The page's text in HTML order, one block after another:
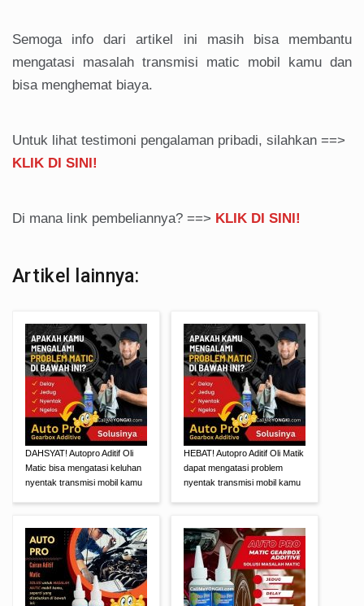
Semoga info dari artikel ini masih bisa membantu
mengatasi masalah transmisi matic mobil kamu dan
bisa menghemat biaya.
Untuk lihat testimoni pengalaman pribadi, silahkan ==>
KLIK DI SINI!
Di mana link pembeliannya? ==> KLIK DI SINI!
Artikel lainnya:
DAHSYAT! Autopro Aditif Oli
Matic bisa mengatasi keluhan
nyentak transmisi mobil kamu
HEBAT! Autopro Aditif Oli Matik
dapat mengatasi problem
nyentak transmisi mobil kamu